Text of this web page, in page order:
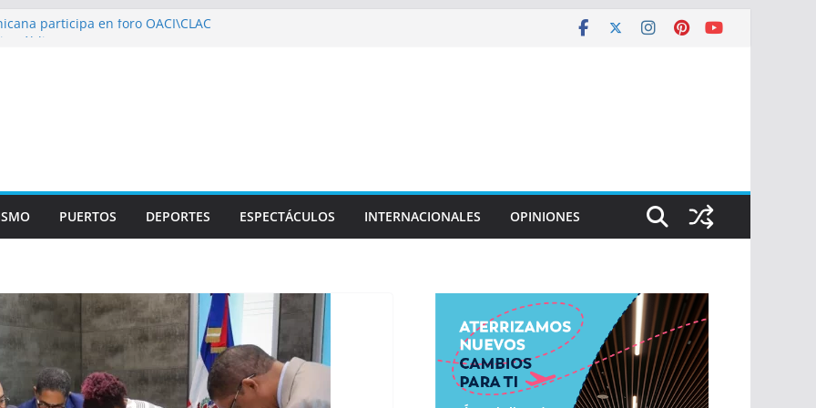
participa en foro OACI\CLAC
en normas de calidad ISO
multidisciplinario operativo médico
PUERTOS DEPORTES ESPECTÁCULOS INTERNACIONALES OPINIONES